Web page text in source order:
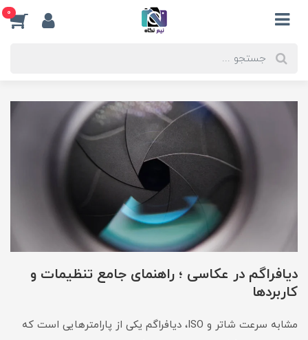
0
دیافراگم در عکاسی ؛ راهنمای جامع تنظیمات و
کاربردها
مشابه سرعت شاتر و ISO، دیافراگم یکی از پارامترهایی است که